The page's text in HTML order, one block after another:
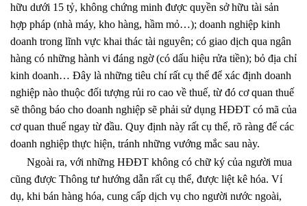
hữu dưới 15 tỷ, không chứng minh được quyền sở hữu tài sản
hợp pháp (nhà máy, kho hàng, hầm mỏ…); doanh nghiệp kinh
doanh trong lĩnh vực khai thác tài nguyên; có giao dịch qua ngân
hàng có những hành vi đáng ngờ (có dấu hiệu rửa tiền); bỏ địa chỉ
kinh doanh… Đây là những tiêu chí rất cụ thể để xác định doanh
nghiệp nào thuộc đối tượng rủi ro cao về thuế, từ đó cơ quan thuế
sẽ thông báo cho doanh nghiệp sẽ phải sử dụng HĐĐT có mã của
cơ quan thuế ngay từ đầu. Quy định này rất cụ thể, rõ ràng để các
doanh nghiệp thực hiện, tránh những vướng mắc sau này.
Ngoài ra, với những HĐĐT không có chữ ký của người mua
cũng được Thông tư hướng dẫn rất cụ thể, được liệt kê hóa. Ví
dụ, khi bán hàng hóa, cung cấp dịch vụ cho người nước ngoài,